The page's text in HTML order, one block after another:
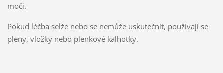
moči.
Pokud léčba selže nebo se nemůže uskutečnit, používají se
pleny, vložky nebo plenkové kalhotky.